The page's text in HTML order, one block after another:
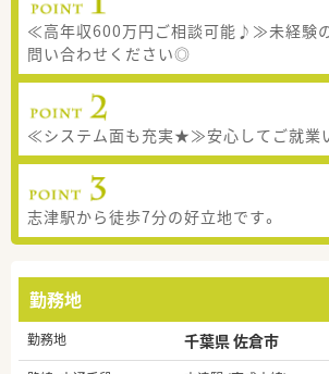
≪高年収600万円ご相談可能♪≫未経験
問い合わせください◎
≪システム面も充実★≫安心してご就業
志津駅から徒歩7分の好立地です。
勤務地
勤務地 千葉県 佐倉市